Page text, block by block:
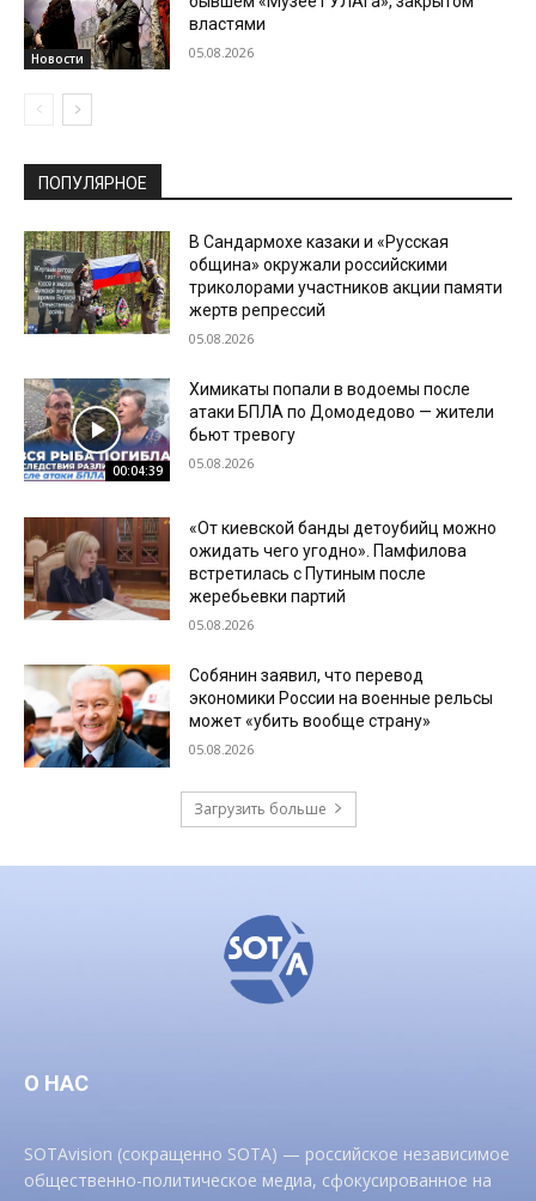
Новости
властями
05.08.2026
ПОПУЛЯРНОЕ
В Сандармохе казаки и «Русская
община» окружали российскими
триколорами участников акции памяти
жертв репрессий
05.08.2026
00:04:39
Химикаты попали в водоемы после
атаки БПЛА по Домодедово — жители
бьют тревогу
05.08.2026
«От киевской банды детоубийц можно
ожидать чего угодно». Памфилова
встретилась с Путиным после
жеребьевки партий
05.08.2026
Собянин заявил, что перевод
экономики России на военные рельсы
может «убить вообще страну»
05.08.2026
Загрузить больше
О НАС
SOTAvision (сокращенно SOTA) — российское независимое
общественно-политическое медиа, сфокусированное на